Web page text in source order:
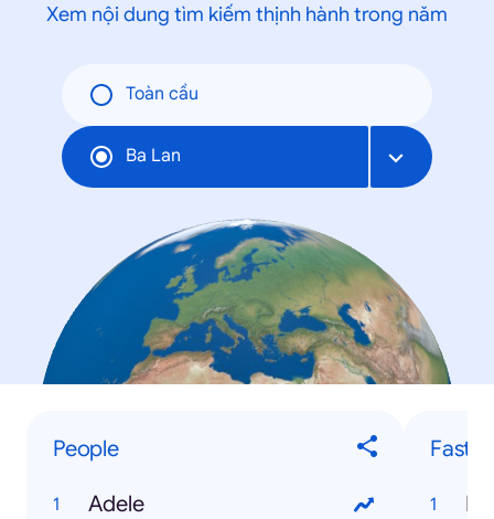
Xem nội dung tìm kiếm thịnh hành trong năm
Toàn cầu
Ba Lan
People
Adele